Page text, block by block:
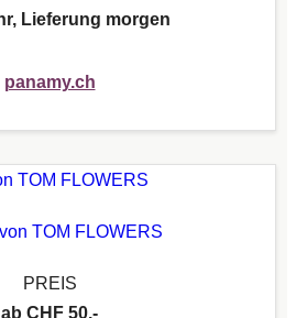
Lieferung morgen
panamy.ch
PREIS
ab CHF 50.-